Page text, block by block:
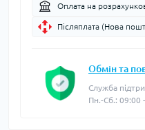
Оплата на
Післяплата (Нова
Обмін та
Служба
Пн.-Сб.: 09:00